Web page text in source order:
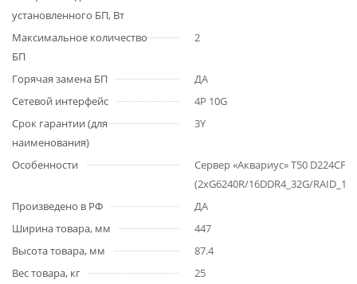
установленного БП, Вт
Максимальное количество
БП
2
Горячая замена БП
ДА
Сетевой интерфейс
4P 10G
Срок гарантии (для
наименования)
3Y
Особенности
Сервер «Аквариус» T50 D224CF
(2xG6240R/16DDR4_32G/
Произведено в РФ
ДА
Ширина товара, мм
447
Высота товара, мм
87.4
Вес товара, кг
25